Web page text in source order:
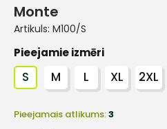
Monte
Artikuls: M100/S
Pieejamie izmēri
S M L XL 2XL
Pieejamais atlikums:3